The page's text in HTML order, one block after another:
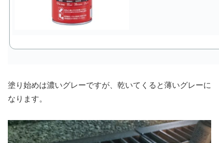
塗り始めは濃いグレーですが、乾いてくると薄いグレーに
なります。